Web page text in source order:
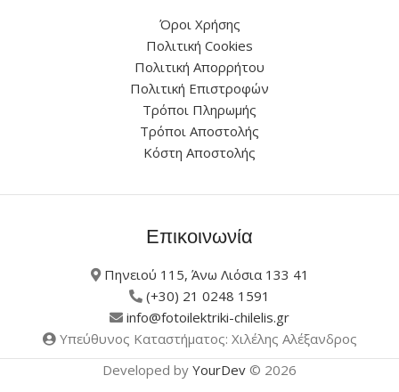
Όροι Χρήσης
Πολιτική Cookies
Πολιτική Απορρήτου
Πολιτική Επιστροφών
Τρόποι Πληρωμής
Τρόποι Αποστολής
Κόστη Αποστολής
Επικοινωνία
Πηνειού 115, Άνω Λιόσια 133 41
(+30) 21 0248 1591
info@fotoilektriki-chilelis.gr
Υπεύθυνος Καταστήματος: Χιλέλης Αλέξανδρος
Developed by YourDev © 2026